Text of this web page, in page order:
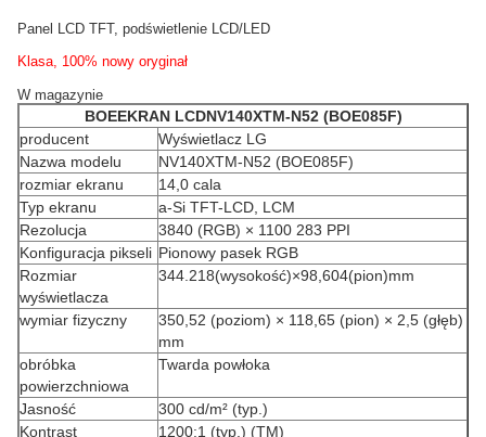
Panel LCD TFT, podświetlenie LCD/LED
Klasa, 100% nowy oryginał
W magazynie
BOEEKRAN LCDNV140XTM-N52 (BOE085F)
producent
Wyświetlacz LG
Nazwa modelu
NV140XTM-N52 (BOE085F)
rozmiar ekranu
14,0 cala
Typ ekranu
a-Si TFT-LCD, LCM
Rezolucja
3840 (RGB) × 1100 283 PPI
Konfiguracja pikseli Pionowy pasek RGB
Rozmiar
wyświetlacza
344.218(wysokość)×98,604(pion)mm
wymiar fizyczny
350,52 (poziom) × 118,65 (pion) × 2,5 (głęb)
mm
obróbka
powierzchniowa
Twarda powłoka
Jasność
300 cd/m² (typ.)
Kontrast
1200:1 (typ.) (TM)